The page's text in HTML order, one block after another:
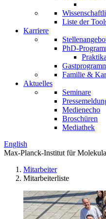
Liste der
Karriere
PhD-
Praktika
Familie &
Aktuelles
Seminare
Medienecho
Broschüren
Mediathek
English
Max-Planck-Institut für
Mitarbeiter
Mitarbeiterliste